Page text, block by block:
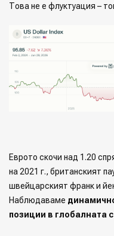
Това не е флуктуация –
Еврото скочи над 1.20
на 2021 г., британският
швейцарският франк и
Наблюдаваме
позиции в глобалната